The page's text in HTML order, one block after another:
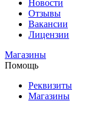
Новости
Отзывы
Вакансии
Лицензии
Магазины
Помощь
Реквизиты
Магазины